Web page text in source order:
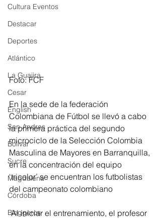
Cultura Eventos
Destacar
Deportes
Atlántico
La Guajira
Cesar
English
San Andres
Bolívar
Sucre
Magdalena
Córdoba
Bloggeros
Foto: FCF
En la sede de la federación
Colombiana de Fútbol se llevó a cabo
la primera práctica del segundo
microciclo de la Selección Colombia
Masculina de Mayores en Barranquilla,
en la concentración del equipo
‘tricolor’ se encuentran los futbolistas
del campeonato colombiano
Al iniciar el entrenamiento, el profesor